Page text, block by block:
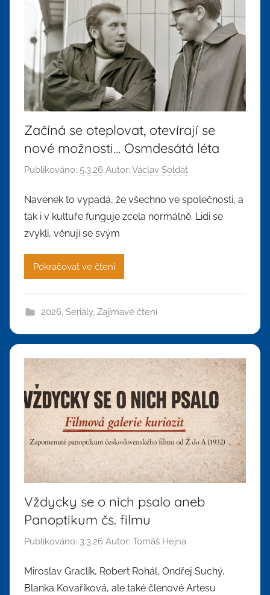
Začíná se oteplovat, otevírají se
nové možnosti… Osmdesátá léta
Publikováno: 5.3.26 Autor: Václav Soldát
Navenek to vypadá, že všechno ve společnosti, a
tak i v kultuře funguje zcela normálně. Lidi se
zvykli, věnují se svým
Pokračovat ve čtení
2026, Seriály, Zajímavé čtení
Vždycky se o nich psalo aneb
Panoptikum čs. filmu
Publikováno: 3.3.26 Autor: Tomáš Hejna
Miroslav Graclík, Robert Rohál, Ondřej Suchý,
Blanka Kovaříková, ale také členové Artesu